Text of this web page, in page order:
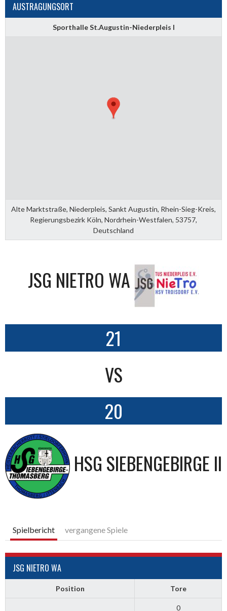
AUSTRAGUNGSORT
Sporthalle St.Augustin-Niederpleis I
Alte Marktstraße, Niederpleis, Sankt Augustin, Rhein-Sieg-Kreis,
Regierungsbezirk Köln, Nordrhein-Westfalen, 53757,
Deutschland
JSG NIETRO WA
21
VS
20
HSG SIEBENGEBIRGE II
Spielbericht vergangene Spiele
JSG NIETRO WA
Position Tore
0